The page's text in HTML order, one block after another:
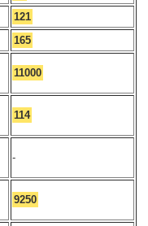
121
165
11000
114
-
9250